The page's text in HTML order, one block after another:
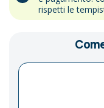
rispetti le